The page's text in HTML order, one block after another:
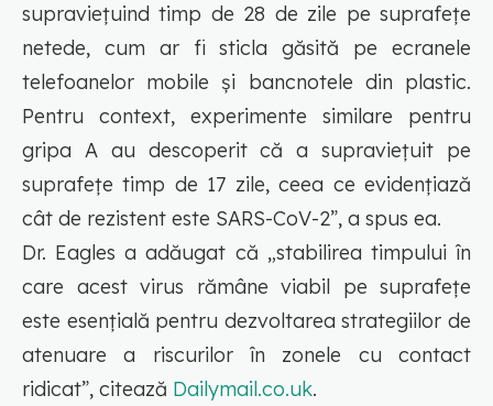
supraviețuind timp de 28 de zile pe suprafețe
netede, cum ar fi sticla găsită pe ecranele
telefoanelor mobile și bancnotele din plastic.
Pentru context, experimente similare pentru
gripa A au descoperit că a supraviețuit pe
suprafețe timp de 17 zile, ceea ce evidențiază
cât de rezistent este SARS-CoV-2”, a spus ea.
Dr. Eagles a adăugat că „stabilirea timpului în
care acest virus rămâne viabil pe suprafețe
este esențială pentru dezvoltarea strategiilor de
atenuare a riscurilor în zonele cu contact
ridicat”, citează Dailymail.co.uk.